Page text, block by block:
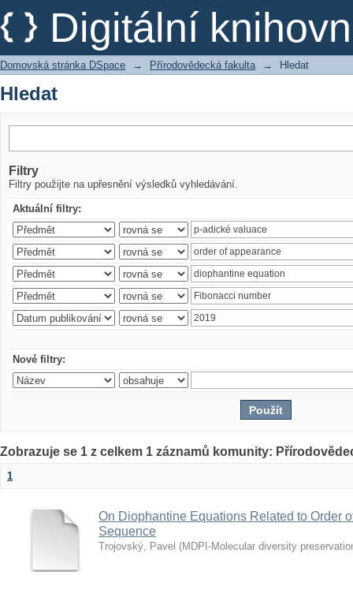
Digitální
Hledat
Domovská stránka DSpace → Přírodovědecká fakulta → Hledat
Hledat
Filtry
Filtry použijte na upřesnění výsledků vyhledávání.
Aktuální filtry:
Nové filtry:
Zobrazuje se 1 z celkem 1 záznamů komunity:
1
On Diophantine Equations Related to Order
Sequence
Trojovský, Pavel (MDPI-Molecular diversity